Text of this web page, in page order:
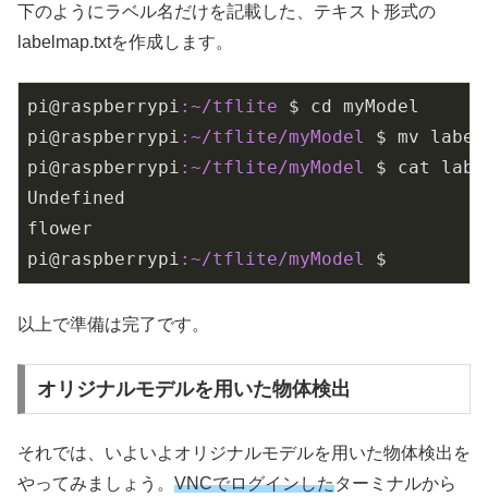
下のようにラベル名だけを記載した、テキスト形式の
labelmap.txtを作成します。
pi@raspberrypi :~/tflite $ cd myModel
pi@raspberrypi :~/tflite/myModel
$ mv
pi@raspberrypi :~/tflite/myModel
$ cat
Undefined
flower
pi@raspberrypi :~/tflite/myModel $
以上で準備は完了です。
オリジナルモデルを用いた物体検出
それでは、いよいよオリジナルモデルを用いた物体検出を
やってみましょう。 VNCでログインしたターミナルから